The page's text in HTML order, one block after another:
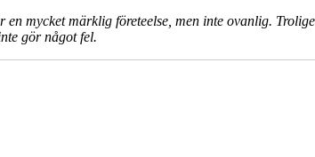
mycket märklig företeelse, men inte ovanlig.
gör något fel.